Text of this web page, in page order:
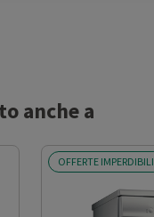
anche a
OFFERTE IMPERDIBILI